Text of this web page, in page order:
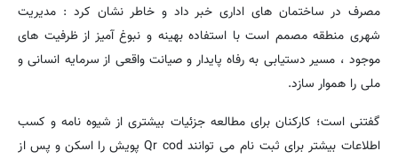
مصرف در ساختمان های اداری خبر داد و خاطر نشان کرد : مدیریت
شهری منطقه مصمم است با استفاده بهینه و نبوغ آمیز از ظرفیت های
موجود ، مسیر دستیابی به رفاه پایدار و صیانت واقعی از سرمایه انسانی و
ملی را هموار سازد.
گفتنی است؛ کارکنان برای مطالعه جزئیات بیشتری از شیوه نامه و کسب
اطلاعات بیشتر برای ثبت نام می توانند Qr cod پویش را اسکن و پس از